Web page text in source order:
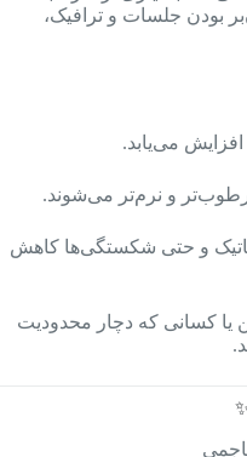
بودن جلسات و ترافیک،
می‌یابد.
و نرم‌تر می‌شوند.
و حتی شکستگی‌ها کاهش
یا کسانی که دچار محدودیت